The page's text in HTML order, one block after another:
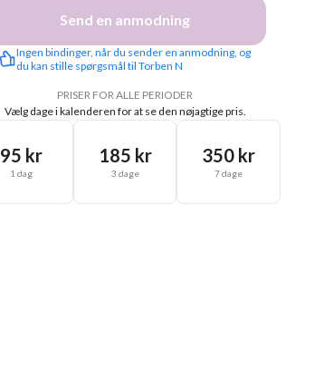
Send en anmodning
Ingen bindinger, når du sender en anmodning, og
du kan stille spørgsmål til Torben N
PRISER FOR ALLE PERIODER
Vælg dage i kalenderen for at se den nøjagtige pris.
95 kr
1 dag
185 kr
3 dage
350 kr
7 dage